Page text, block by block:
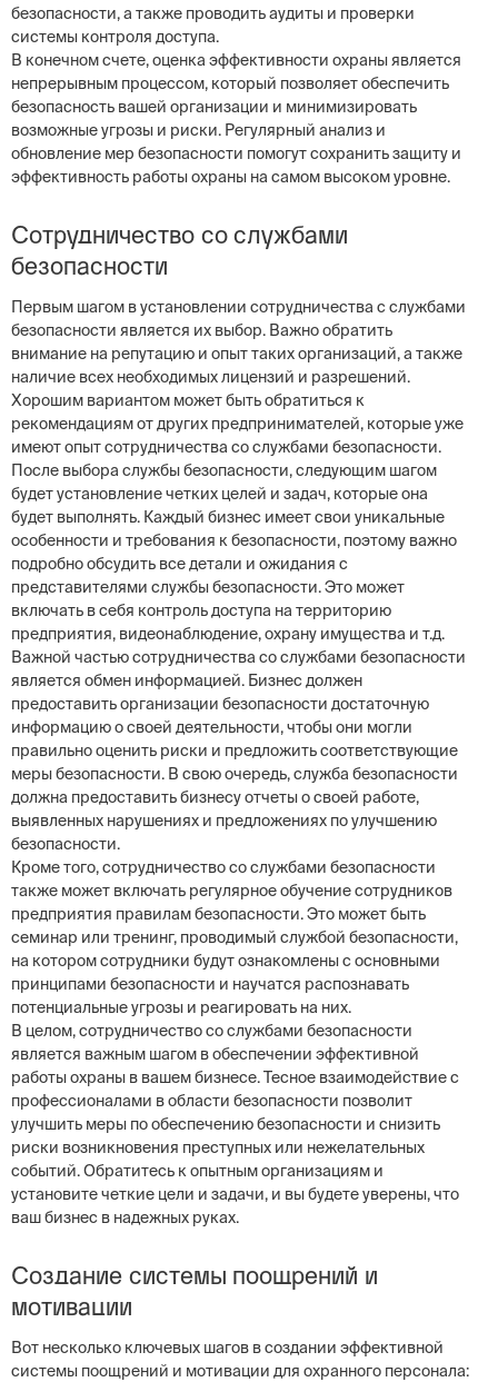
безопасности, а также проводить аудиты и проверки
системы контроля доступа.
В конечном счете, оценка эффективности охраны является
непрерывным процессом, который позволяет обеспечить
безопасность вашей организации и минимизировать
возможные угрозы и риски. Регулярный анализ и
обновление мер безопасности помогут сохранить защиту и
эффективность работы охраны на самом высоком уровне.
Сотрудничество со службами
безопасности
Первым шагом в установлении сотрудничества с службами
безопасности является их выбор. Важно обратить
внимание на репутацию и опыт таких организаций, а также
наличие всех необходимых лицензий и разрешений.
Хорошим вариантом может быть обратиться к
рекомендациям от других предпринимателей, которые уже
имеют опыт сотрудничества со службами безопасности.
После выбора службы безопасности, следующим шагом
будет установление четких целей и задач, которые она
будет выполнять. Каждый бизнес имеет свои уникальные
особенности и требования к безопасности, поэтому важно
подробно обсудить все детали и ожидания с
представителями службы безопасности. Это может
включать в себя контроль доступа на территорию
предприятия, видеонаблюдение, охрану имущества и т.д.
Важной частью сотрудничества со службами безопасности
является обмен информацией. Бизнес должен
предоставить организации безопасности достаточную
информацию о своей деятельности, чтобы они могли
правильно оценить риски и предложить соответствующие
меры безопасности. В свою очередь, служба безопасности
должна предоставить бизнесу отчеты о своей работе,
выявленных нарушениях и предложениях по улучшению
безопасности.
Кроме того, сотрудничество со службами безопасности
также может включать регулярное обучение сотрудников
предприятия правилам безопасности. Это может быть
семинар или тренинг, проводимый службой безопасности,
на котором сотрудники будут ознакомлены с основными
принципами безопасности и научатся распознавать
потенциальные угрозы и реагировать на них.
В целом, сотрудничество со службами безопасности
является важным шагом в обеспечении эффективной
работы охраны в вашем бизнесе. Тесное взаимодействие с
профессионалами в области безопасности позволит
улучшить меры по обеспечению безопасности и снизить
риски возникновения преступных или нежелательных
событий. Обратитесь к опытным организациям и
установите четкие цели и задачи, и вы будете уверены, что
ваш бизнес в надежных руках.
Создание системы поощрений и
мотивации
Вот несколько ключевых шагов в создании эффективной
системы поощрений и мотивации для охранного персонала: